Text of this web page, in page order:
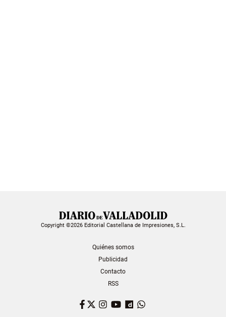
Copyright ©2026 Editorial Castellana de Impresiones, S.L.
Quiénes somos
Publicidad
Contacto
RSS
Facebook
TwitterInstagram
YouTubeDailymotion